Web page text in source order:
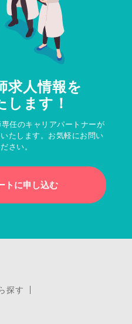
求人情報を
します！
任のキャリアパートナーが
たします。お気軽にお問い
さい。
トに申し込む
探す